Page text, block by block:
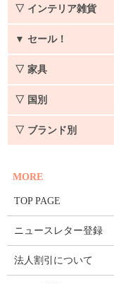
▽ インテリア雑貨
▼ セール！
▽ 家具
▽ 国別
▽ ブランド別
MORE
TOP PAGE
ニュースレター登録
法人割引について